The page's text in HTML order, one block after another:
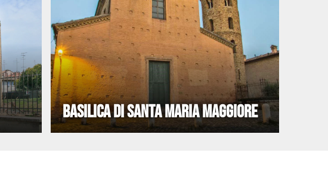
BASILICA DI SANTA MARIA MAGGIORE